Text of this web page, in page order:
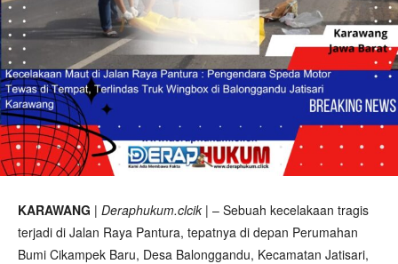
KARAWANG | Deraphukum.clcik | – Sebuah kecelakaan tragis
terjadi di Jalan Raya Pantura, tepatnya di depan Perumahan
Bumi Cikampek Baru, Desa Balonggandu, Kecamatan Jatisari,